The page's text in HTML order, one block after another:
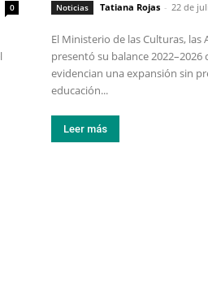
0 Noticias Tatiana Rojas - 22 de
El Ministerio de las Culturas, las
presentó su balance 2022–2026
evidencian una expansión sin
educación...
Leer más